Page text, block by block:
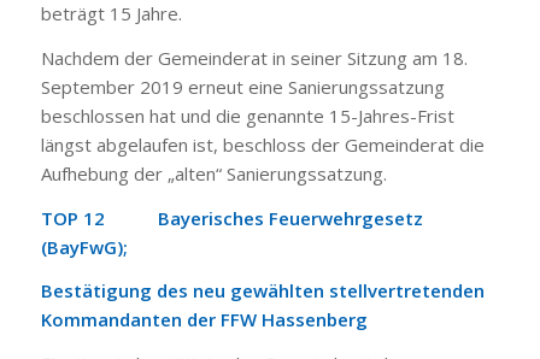
beträgt 15 Jahre.
Nachdem der Gemeinderat in seiner Sitzung am 18.
September 2019 erneut eine Sanierungssatzung
beschlossen hat und die genannte 15-Jahres-Frist
längst abgelaufen ist, beschloss der Gemeinderat die
Aufhebung der „alten“ Sanierungssatzung.
TOP 12 Bayerisches Feuerwehrgesetz
(BayFwG);
Bestätigung des neu gewählten stellvertretenden
Kommandanten der FFW Hassenberg